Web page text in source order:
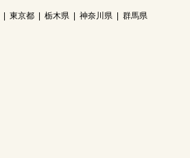
東京都 栃木県 神奈川県
群馬県